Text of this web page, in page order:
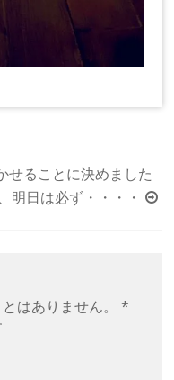
せることに決めました
明日は必ず・・・・
はありません。
*